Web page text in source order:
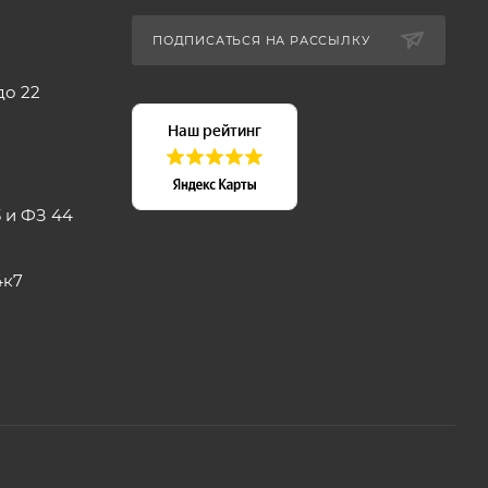
22
и ФЗ 44
ПОДПИСАТЬСЯ НА РАССЫЛКУ